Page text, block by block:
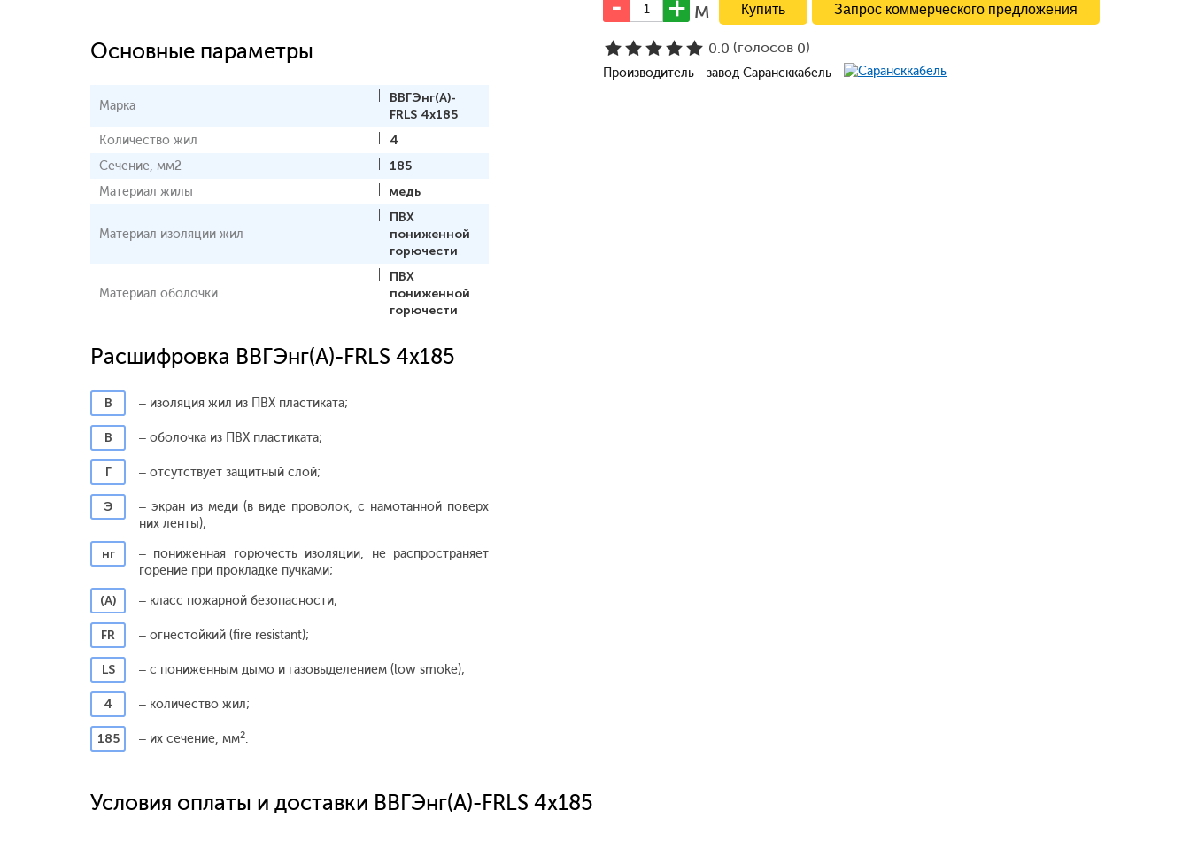
Основные параметры
Марка
ВВГЭнг(А)-
FRLS 4x185
Количество жил
4
Сечение, мм2
185
Материал жилы
медь
Материал изоляции жил
ПВХ
пониженной
горючести
Материал оболочки
ПВХ
пониженной
горючести
Расшифровка ВВГЭнг(А)-FRLS 4x185
В – изоляция жил из ПВХ пластиката;
В – оболочка из ПВХ пластиката;
Г – отсутствует защитный слой;
Э
– экран из меди (в виде проволок, с намотанной поверх
них ленты);
нг
– пониженная горючесть изоляции, не распространяет
горение при прокладке пучками;
(А)
– класс пожарной безопасности;
FR – огнестойкий (fire resistant);
LS – с пониженным дымо и газовыделением (low smoke);
4 – количество жил;
185 – их сечение, мм2.
м Запрос коммерческого предложения
0.0 (голосов 0)
Производитель - завод Сарансккабель
Условия оплаты и доставки ВВГЭнг(А)-FRLS 4x185